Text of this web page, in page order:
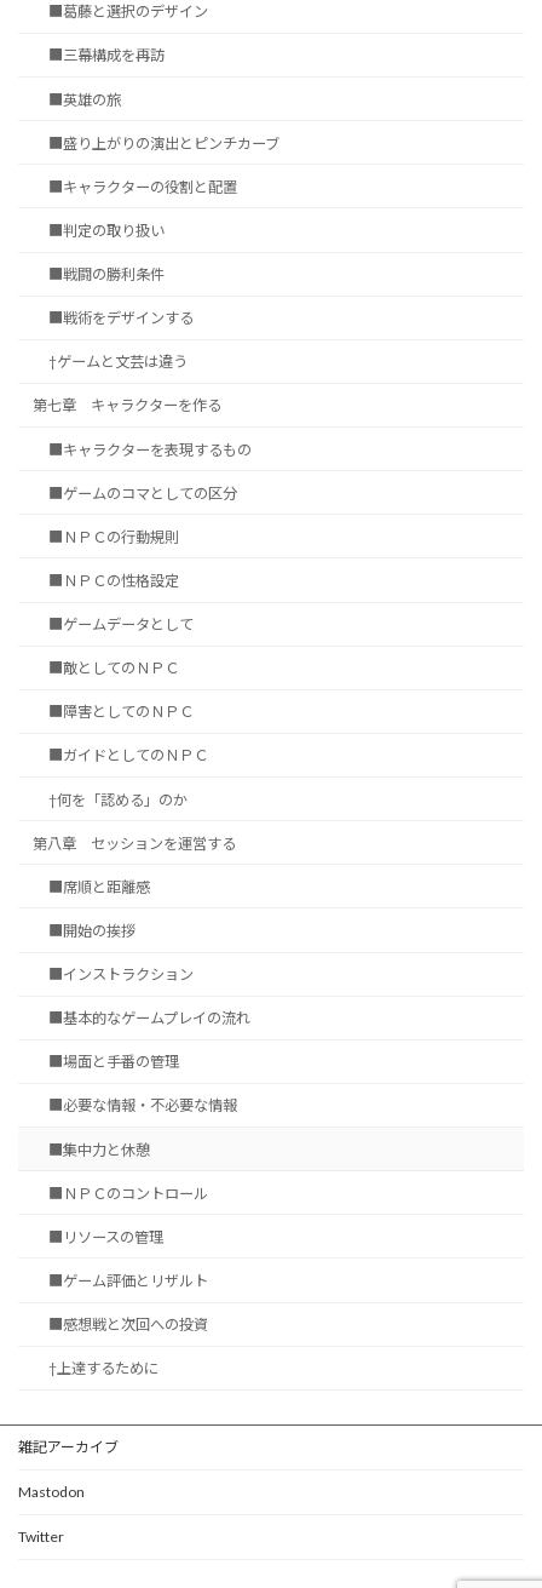
■葛藤と選択のデザイン
■三幕構成を再訪
■英雄の旅
■盛り上がりの演出とピンチカーブ
■キャラクターの役割と配置
■判定の取り扱い
■戦闘の勝利条件
■戦術をデザインする
†ゲームと文芸は違う
第七章 キャラクターを作る
■キャラクターを表現するもの
■ゲームのコマとしての区分
■ＮＰＣの行動規則
■ＮＰＣの性格設定
■ゲームデータとして
■敵としてのＮＰＣ
■障害としてのＮＰＣ
■ガイドとしてのＮＰＣ
†何を「認める」のか
第八章 セッションを運営する
■席順と距離感
■開始の挨拶
■インストラクション
■基本的なゲームプレイの流れ
■場面と手番の管理
■必要な情報・不必要な情報
■集中力と休憩
■ＮＰＣのコントロール
■リソースの管理
■ゲーム評価とリザルト
■感想戦と次回への投資
†上達するために
雑記アーカイブ
Mastodon
Twitter